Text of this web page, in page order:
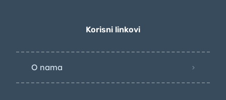
Korisni linkovi
O nama